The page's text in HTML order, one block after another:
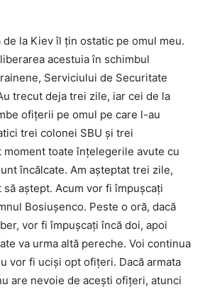
de la Kiev îl țin ostatic pe omul meu.
acestuia în schimbul
Serviciului de Securitate
trecut deja trei zile, iar cei de la
ofițerii pe omul pe care l-au
trei colonei SBU și trei
moment toate înțelegerile avute cu
încălcate. Am așteptat trei zile,
să aștept. Acum vor fi împușcați
Bosiușenco. Peste o oră, dacă
vor fi împușcați încă doi, apoi
va urma altă pereche. Voi continua
vor fi uciși opt ofițeri. Dacă armata
are nevoie de acești ofițeri, atunci